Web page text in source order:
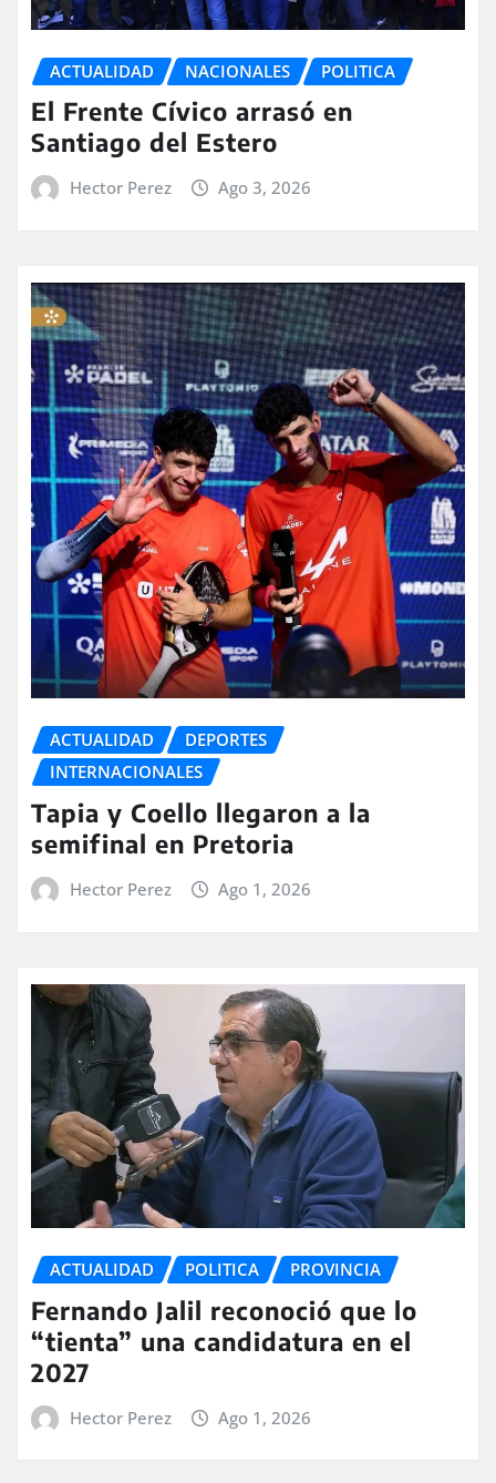
ACTUALIDAD NACIONALES POLITICA
El Frente Cívico arrasó en
Santiago del Estero
Hector Perez Ago 3, 2026
ACTUALIDAD
DEPORTES
INTERNACIONALES
Tapia y Coello llegaron a la
semifinal en Pretoria
Hector Perez Ago 1, 2026
ACTUALIDAD POLITICA PROVINCIA
Fernando Jalil reconoció que lo
“tienta” una candidatura en el
2027
Hector Perez Ago 1, 2026